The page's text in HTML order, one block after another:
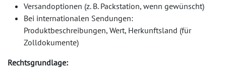
Versandoptionen (z. B. Packstation, wenn gewünscht)
Bei internationalen Sendungen:
Produktbeschreibungen, Wert, Herkunftsland (für
Zolldokumente)
Rechtsgrundlage: